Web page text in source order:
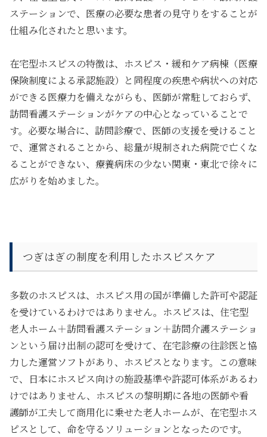
ステーションで、医療の必要な患者の見守りをすることが
仕組み化されたと思います。
在宅型ホスピスの特徴は、ホスピス・緩和ケア病棟（医療
保険制度による承認施設）と同程度の疾患や病状への対応
ができる医療力を備えながらも、医師が常駐しておらず、
訪問看護ステーションがケアの中心となっていることで
す。必要な場合に、訪問診療で、医師の支援を受けること
で、運営されることから、総量が規制された病院で亡くな
ることができない、療養病床の少ない関東・東北で徐々に
広がりを始めました。
つぎはぎの制度を利用したホスピスケア
多数のホスピスは、ホスピス用の国が準備した許可や認証
を受けているわけではありません。ホスピスは、住宅型
老人ホーム＋訪問看護ステーション＋訪問介護ステーショ
ンという届け出制の認可を受けて、在宅診療の往診医と協
力した運営ソフトがあり、ホスピスとなります。この意味
で、日本にホスピス向けの施設基準や許認可体系があるわ
けではありません、ホスピスの黎明期に各地の医師や看
護師が工夫して商用化に乗せた老人ホームが、 在宅型ホス
ピスとして、命を守るソリューションとなったのです。